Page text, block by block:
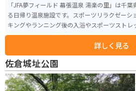
「JFA夢フィールド 幕張温泉 湯楽の里」は千
る日帰り温泉施設です。スポーツリラクゼーシ
キングやランニング後の入浴やスポーツストレ
できます。 高濃度炭酸泉や展望露天風呂からは東京湾の景色を楽しむことが
でき、非日常のリラックス体験ができます。ま
整えや美容効果も期待されています。さらに、
理も楽しむことができます。
詳しく見る
佐倉城址公園